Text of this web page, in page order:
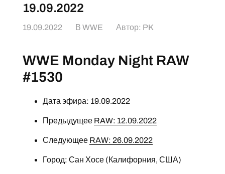
19.09.2022
19.09.2022 В WWE Автор: PK
WWE Monday Night RAW
#1530
Дата эфира: 19.09.2022
Предыдущее RAW: 12.09.2022
Следующее RAW: 26.09.2022
Город: Сан Хосе (Калифорния, США)